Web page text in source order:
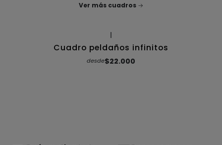
Ver más cuadros
Cuadro peldaños infinitos
desde$22.000